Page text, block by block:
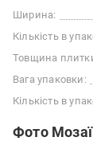
Ширина:
Кількість в
Товщина
Вага упаковки:
Кількість в
Фото